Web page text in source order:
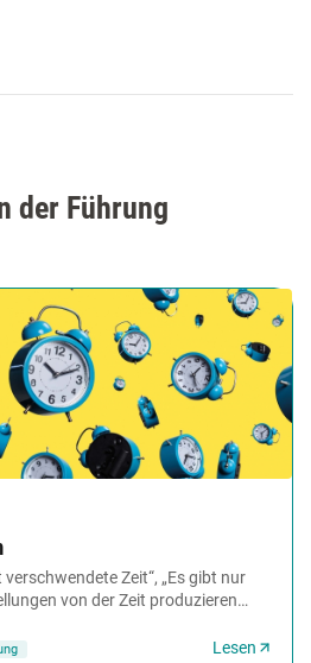
der Führung
verschwendete Zeit“, „Es gibt nur
von der Zeit produzieren
Lesen